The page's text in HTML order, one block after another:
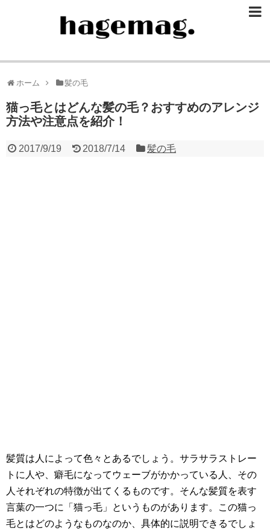
ホーム 髪の毛
猫っ毛とはどんな髪の毛？おすすめのアレンジ
方法や注意点を紹介！
2017/9/19 2018/7/14 髪の毛
髪質は人によって色々とあるでしょう。サラサラストレー
トに人や、癖毛になってウェーブがかかっている人、その
人それぞれの特徴が出てくるものです。そんな髪質を表す
言葉の一つに「猫っ毛」というものがあります。この猫っ
毛とはどのようなものなのか、具体的に説明できるでしょ